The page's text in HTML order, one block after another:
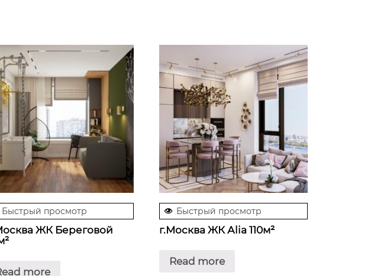
Быстрый просмотр
ЖК Береговой
more
Быстрый просмотр
г.Москва ЖК Аlia 110м²
Read more